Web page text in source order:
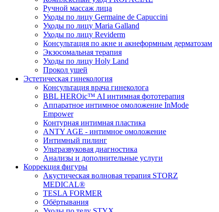
Ручной массаж лица
Уходы по лицу Germaine de Capuccini
Уходы по лицу Maria Galland
Уходы по лицу Reviderm
Консультация по акне и акнеформным дерматозам
Экзосомальная терапия
Уходы по лицу Holy Land
Прокол ушей
Эстетическая гинекология
Консультация врача гинеколога
BBL HEROic™ AI интимная фототерапия
Аппаратное интимное омоложение InMode
Empower
Контурная интимная пластика
ANTY AGE - интимное омоложение
Интимный пилинг
Ультразвуковая диагностика
Анализы и дополнительные услуги
Коррекция фигуры
Акустическая волновая терапия STORZ
MEDICAL®
TESLA FORMER
Обёртывания